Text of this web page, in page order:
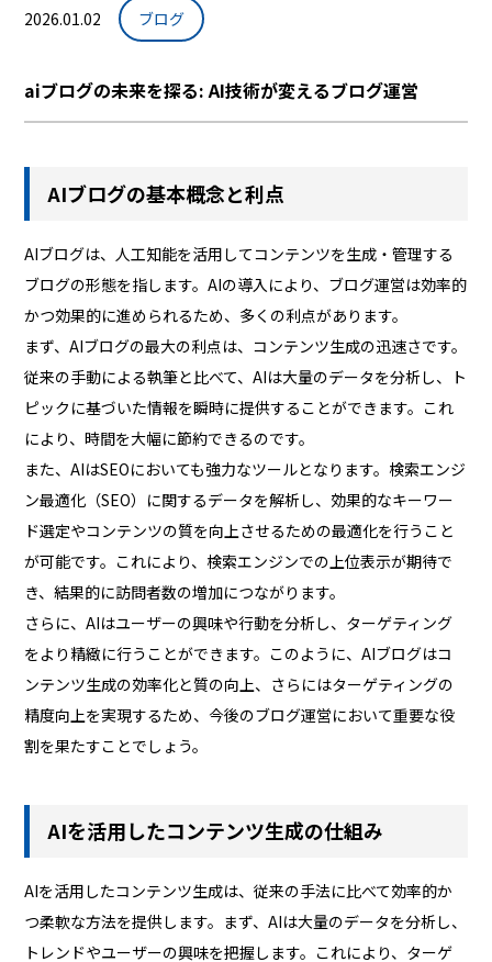
2026.01.02 ブログ
aiブログの未来を探る: AI技術が変えるブログ運営
AIブログの基本概念と利点
AIブログは、人工知能を活用してコンテンツを生成・管理する
ブログの形態を指します。AIの導入により、ブログ運営は効率的
かつ効果的に進められるため、多くの利点があります。
まず、AIブログの最大の利点は、コンテンツ生成の迅速さです。
従来の手動による執筆と比べて、AIは大量のデータを分析し、ト
ピックに基づいた情報を瞬時に提供することができます。これ
により、時間を大幅に節約できるのです。
また、AIはSEOにおいても強力なツールとなります。検索エンジ
ン最適化（SEO）に関するデータを解析し、効果的なキーワー
ド選定やコンテンツの質を向上させるための最適化を行うこと
が可能です。これにより、検索エンジンでの上位表示が期待で
き、結果的に訪問者数の増加につながります。
さらに、AIはユーザーの興味や行動を分析し、ターゲティング
をより精緻に行うことができます。このように、AIブログはコ
ンテンツ生成の効率化と質の向上、さらにはターゲティングの
精度向上を実現するため、今後のブログ運営において重要な役
割を果たすことでしょう。
AIを活用したコンテンツ生成の仕組み
AIを活用したコンテンツ生成は、従来の手法に比べて効率的か
つ柔軟な方法を提供します。まず、AIは大量のデータを分析し、
トレンドやユーザーの興味を把握します。これにより、ターゲ